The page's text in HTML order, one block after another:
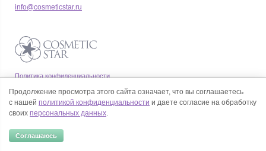
Политика конфиденциальности
Согласие на обработку персональных данных
info@cosmeticstar.ru
© Все права на товарные знаки принадлежат их законным владельцам.
Продолжение просмотра этого сайта означает, что вы соглашаетесь
с нашей политикой конфиденциальности и даете согласие на обработку
своих персональных данных.
Соглашаюсь